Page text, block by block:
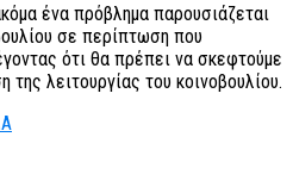
ένα πρόβλημα παρουσιάζεται
σε περίπτωση που
ότι θα πρέπει να σκεφτούμε
λειτουργίας του κοινοβουλίου.